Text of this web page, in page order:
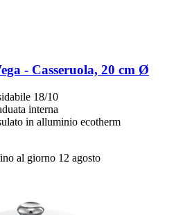
-​ Casseruola, 20 cm Ø
18/10
interna
in alluminio ecotherm
al giorno 12 agosto